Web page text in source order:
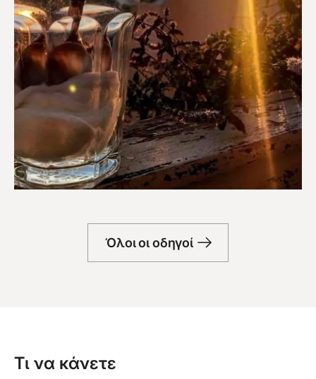
Μπαρ
Όλοι οι οδηγοί
Τι να κάνετε